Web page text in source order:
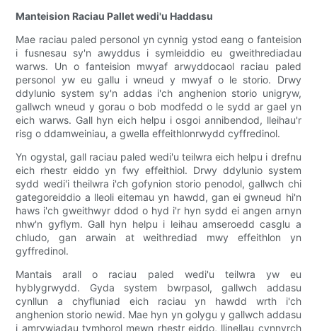
Manteision Raciau Pallet wedi'u Haddasu
Mae raciau paled personol yn cynnig ystod eang o fanteision
i fusnesau sy'n awyddus i symleiddio eu gweithrediadau
warws. Un o fanteision mwyaf arwyddocaol raciau paled
personol yw eu gallu i wneud y mwyaf o le storio. Drwy
ddylunio system sy'n addas i'ch anghenion storio unigryw,
gallwch wneud y gorau o bob modfedd o le sydd ar gael yn
eich warws. Gall hyn eich helpu i osgoi annibendod, lleihau'r
risg o ddamweiniau, a gwella effeithlonrwydd cyffredinol.
Yn ogystal, gall raciau paled wedi'u teilwra eich helpu i drefnu
eich rhestr eiddo yn fwy effeithiol. Drwy ddylunio system
sydd wedi'i theilwra i'ch gofynion storio penodol, gallwch chi
gategoreiddio a lleoli eitemau yn hawdd, gan ei gwneud hi'n
haws i'ch gweithwyr ddod o hyd i'r hyn sydd ei angen arnyn
nhw'n gyflym. Gall hyn helpu i leihau amseroedd casglu a
chludo, gan arwain at weithrediad mwy effeithlon yn
gyffredinol.
Mantais arall o raciau paled wedi'u teilwra yw eu
hyblygrwydd. Gyda system bwrpasol, gallwch addasu
cynllun a chyfluniad eich raciau yn hawdd wrth i'ch
anghenion storio newid. Mae hyn yn golygu y gallwch addasu
i amrywiadau tymhorol mewn rhestr eiddo, llinellau cynnyrch